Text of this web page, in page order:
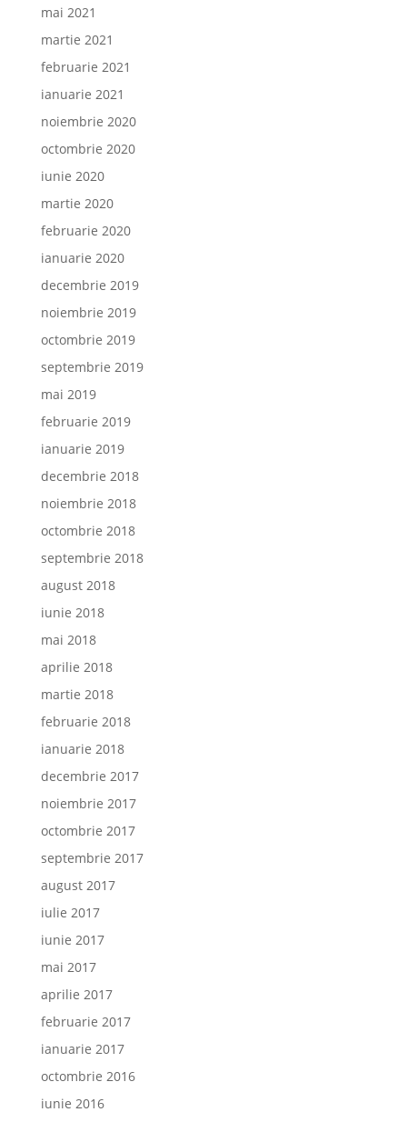
mai 2021
martie 2021
februarie 2021
ianuarie 2021
noiembrie 2020
octombrie 2020
iunie 2020
martie 2020
februarie 2020
ianuarie 2020
decembrie 2019
noiembrie 2019
octombrie 2019
septembrie 2019
mai 2019
februarie 2019
ianuarie 2019
decembrie 2018
noiembrie 2018
octombrie 2018
septembrie 2018
august 2018
iunie 2018
mai 2018
aprilie 2018
martie 2018
februarie 2018
ianuarie 2018
decembrie 2017
noiembrie 2017
octombrie 2017
septembrie 2017
august 2017
iulie 2017
iunie 2017
mai 2017
aprilie 2017
februarie 2017
ianuarie 2017
octombrie 2016
iunie 2016